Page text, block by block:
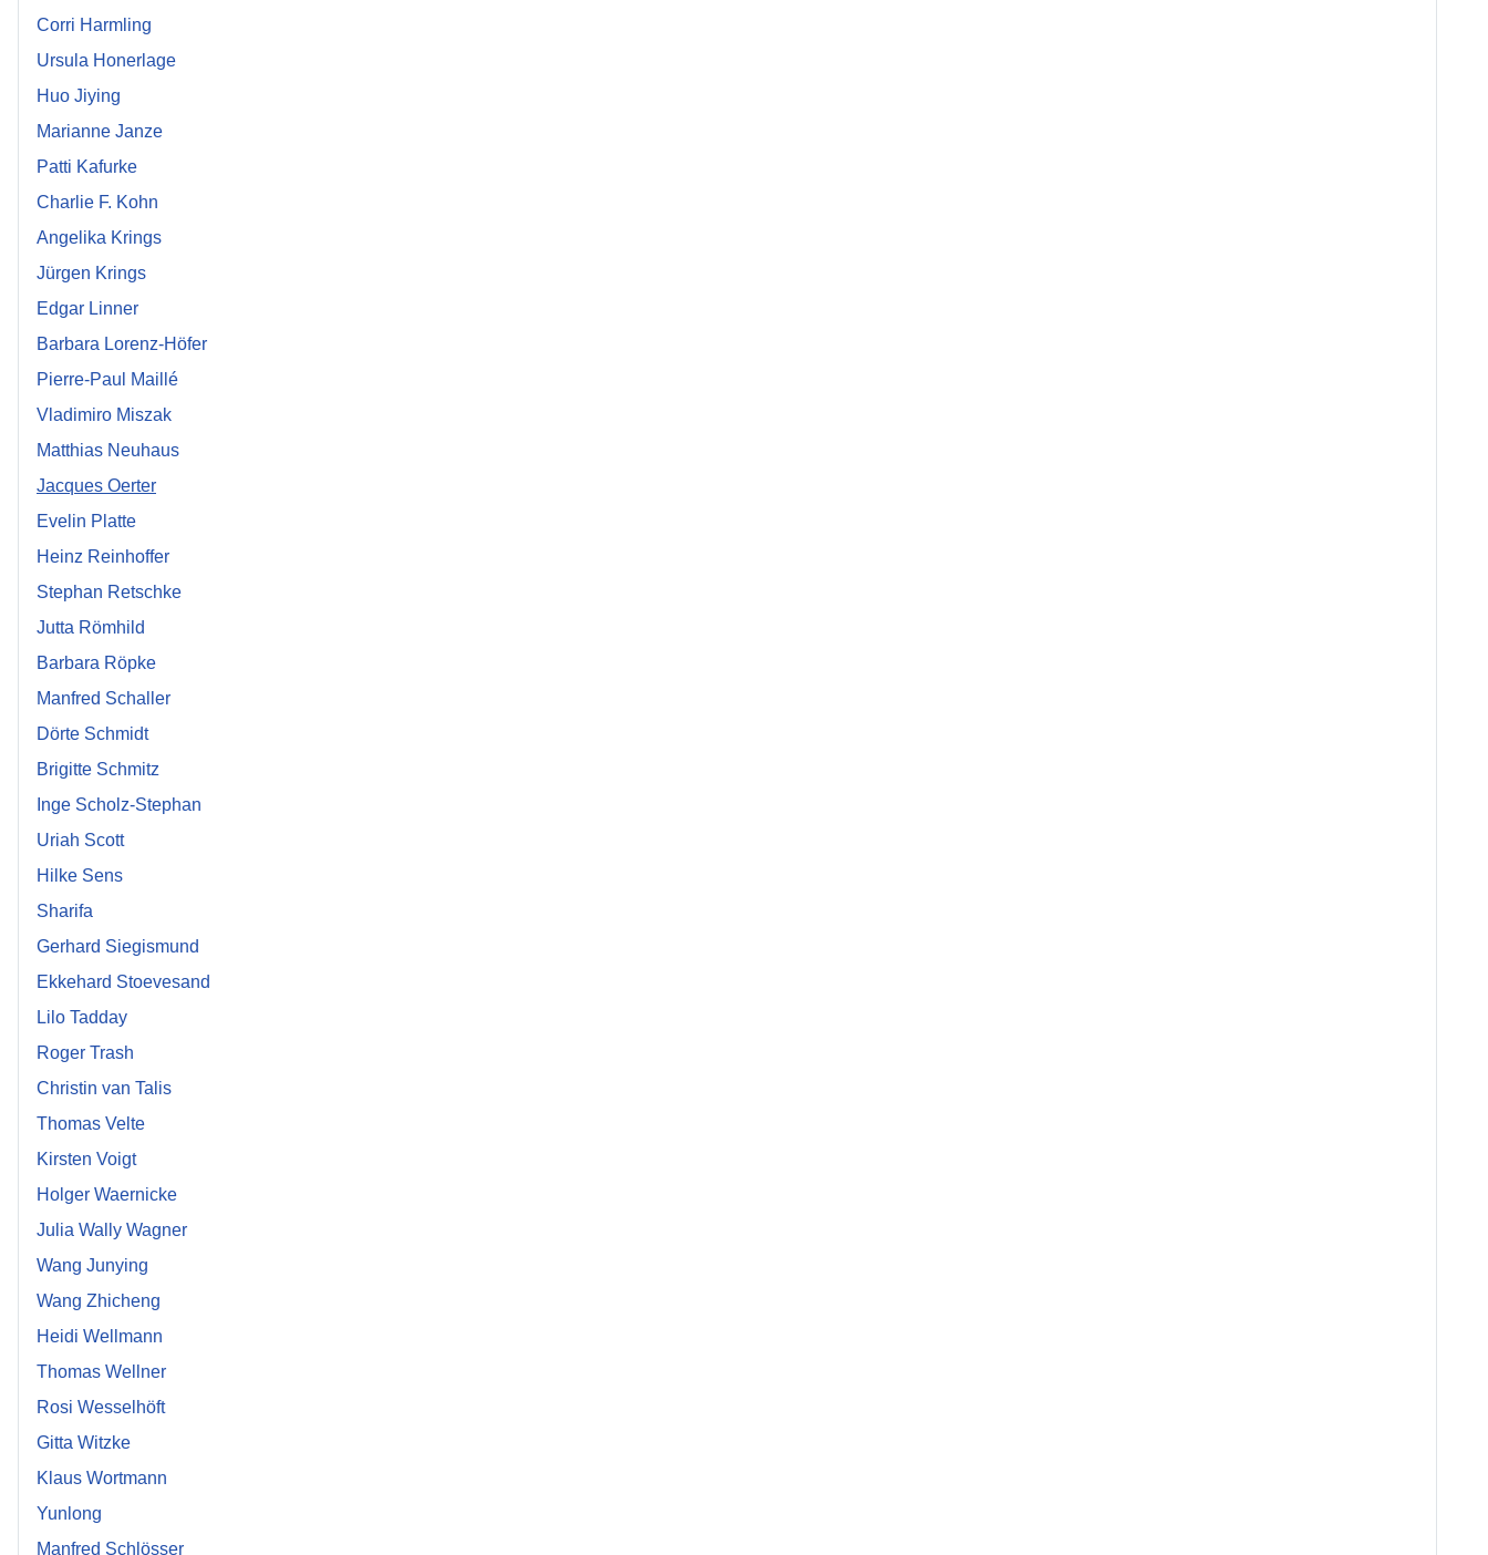
Corri Harmling
Ursula Honerlage
Huo Jiying
Marianne Janze
Patti Kafurke
Charlie F. Kohn
Angelika Krings
Jürgen Krings
Edgar Linner
Barbara Lorenz-Höfer
Pierre-Paul Maillé
Vladimiro Miszak
Matthias Neuhaus
Jacques Oerter
Evelin Platte
Heinz Reinhoffer
Stephan Retschke
Jutta Römhild
Barbara Röpke
Manfred Schaller
Dörte Schmidt
Brigitte Schmitz
Inge Scholz-Stephan
Uriah Scott
Hilke Sens
Sharifa
Gerhard Siegismund
Ekkehard Stoevesand
Lilo Tadday
Roger Trash
Christin van Talis
Thomas Velte
Kirsten Voigt
Holger Waernicke
Julia Wally Wagner
Wang Junying
Wang Zhicheng
Heidi Wellmann
Thomas Wellner
Rosi Wesselhöft
Gitta Witzke
Klaus Wortmann
Yunlong
Manfred Schlösser